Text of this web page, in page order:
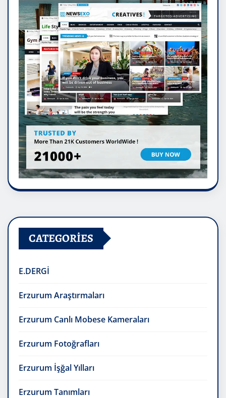
CATEGORIES
E.DERGİ
Erzurum Araştırmaları
Erzurum Canlı Mobese Kameraları
Erzurum Fotoğrafları
Erzurum İşğal Yılları
Erzurum Tanımları